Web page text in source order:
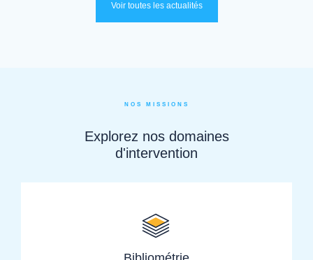
Voir toutes les actualités
NOS MISSIONS
Explorez nos domaines
d'intervention